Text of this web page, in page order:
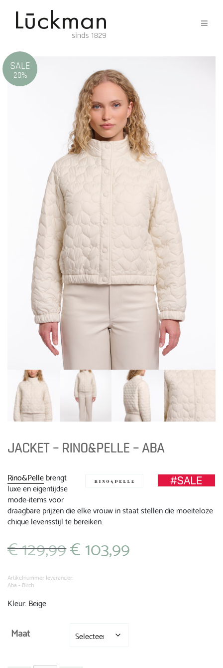
SALE
20%
JACKET – RINO&PELLE – ABA
Rino&Pellebrengt
luxe en eigentijdse
mode-items voor
draagbare prijzen die elke vrouw in staat stellen die moeiteloze
chique levensstijl te bereiken.
€129,99 Oorspronkelijke
prijs
€ 129,99.
€103,99
Artikelnummer leverancier:
Aba - Birch
Kleur: Beige
Maat